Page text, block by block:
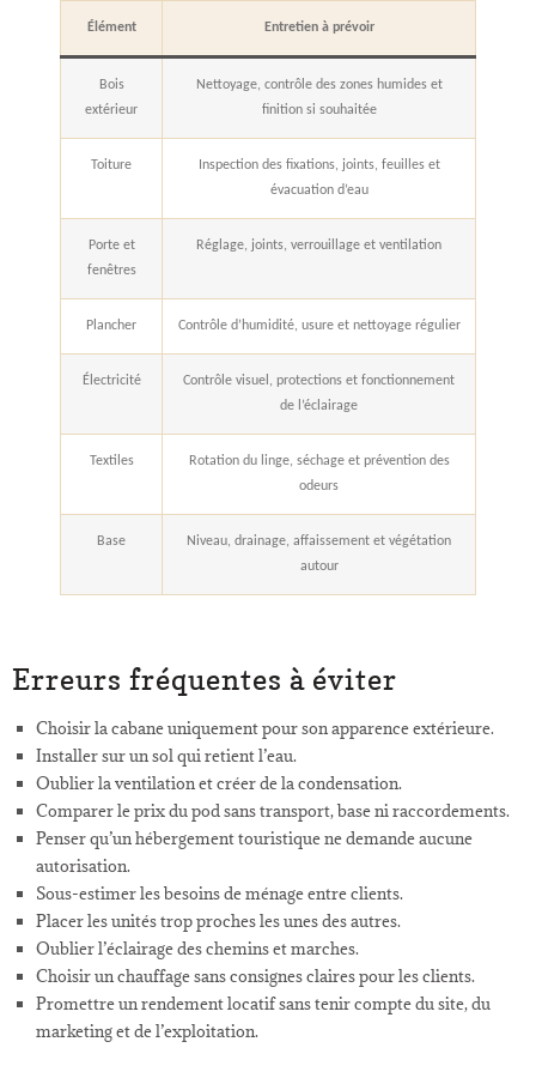
Élément Entretien à prévoir
Bois
extérieur
Nettoyage, contrôle des zones humides et
finition si souhaitée
Toiture
Inspection des fixations, joints, feuilles et
évacuation d’eau
Porte et
fenêtres
Réglage, joints, verrouillage et ventilation
Plancher Contrôle d’humidité, usure et nettoyage régulier
Électricité
Contrôle visuel, protections et fonctionnement
de l’éclairage
Textiles
Rotation du linge, séchage et prévention des
odeurs
Base
Niveau, drainage, affaissement et végétation
autour
Erreurs fréquentes à éviter
Choisir la cabane uniquement pour son apparence extérieure.
Installer sur un sol qui retient l’eau.
Oublier la ventilation et créer de la condensation.
Comparer le prix du pod sans transport, base ni raccordements.
Penser qu’un hébergement touristique ne demande aucune
autorisation.
Sous-estimer les besoins de ménage entre clients.
Placer les unités trop proches les unes des autres.
Oublier l’éclairage des chemins et marches.
Choisir un chauffage sans consignes claires pour les clients.
Promettre un rendement locatif sans tenir compte du site, du
marketing et de l’exploitation.